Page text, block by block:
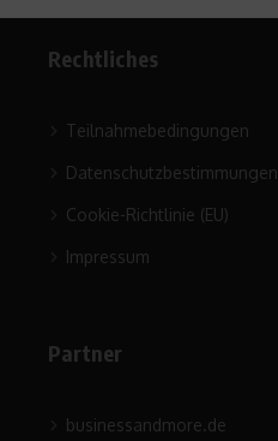
Rechtliches
Teilnahmebedingungen
Datenschutzbestimmungen
Cookie-Richtlinie (EU)
Impressum
Partner
businessandmore.de